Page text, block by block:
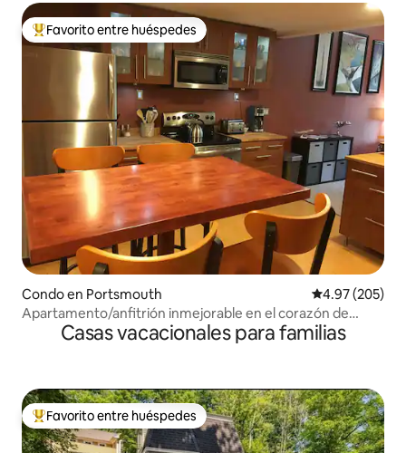
Favorito entre huéspedes preferido
Favorito entre huéspedes
Condo en Portsmouth Calificación
4.97 (205)
Apartamento/anfitrión inmejorable en el corazón de
Portsmouth
Casas vacacionales para familias
Favorito entre huéspedes preferido
Favorito entre huéspedes